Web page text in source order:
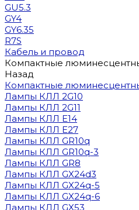
GU5.3
GY4
GY6.35
R7S
Кабель и провод
Компактные
Назад
Компактные
Лампы КЛЛ 2G10
Лампы КЛЛ 2G11
Лампы КЛЛ E14
Лампы КЛЛ E27
Лампы КЛЛ GR10q
Лампы КЛЛ GR10q-3
Лампы КЛЛ GR8
Лампы КЛЛ GX24d3
Лампы КЛЛ GX24q-5
Лампы КЛЛ GX24q-6
Лампы КЛЛ GX53